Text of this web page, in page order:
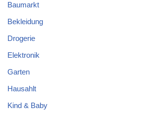
Baumarkt
Bekleidung
Drogerie
Elektronik
Garten
Hausahlt
Kind & Baby